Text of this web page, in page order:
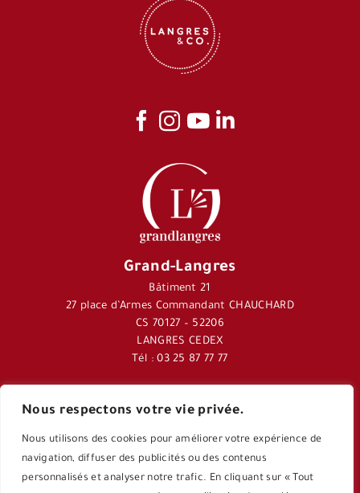
Nous respectons votre vie privée.
Nous utilisons des cookies pour améliorer votre expérience de
navigation, diffuser des publicités ou des contenus
personnalisés et analyser notre trafic. En cliquant sur « Tout
Grand-Langres
Bâtiment 21
27 place d’Armes Commandant CHAUCHARD
CS 70127 – 52206
LANGRES CEDEX
Tél : 03 25 87 77 77
Journal Langres&Co
Application Langres&Co